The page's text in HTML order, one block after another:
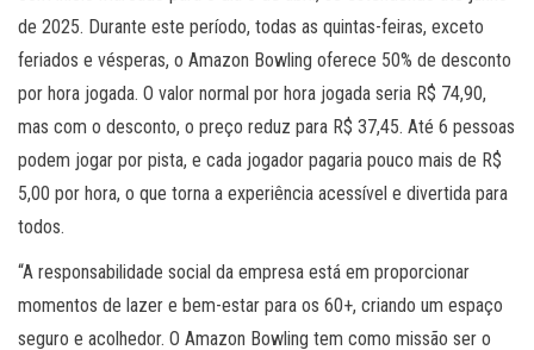
de 2025. Durante este período, todas as quintas-feiras, exceto
feriados e vésperas, o Amazon Bowling oferece 50% de desconto
por hora jogada. O valor normal por hora jogada seria R$ 74,90,
mas com o desconto, o preço reduz para R$ 37,45. Até 6 pessoas
podem jogar por pista, e cada jogador pagaria pouco mais de R$
5,00 por hora, o que torna a experiência acessível e divertida para
todos.
“A responsabilidade social da empresa está em proporcionar
momentos de lazer e bem-estar para os 60+, criando um espaço
seguro e acolhedor. O Amazon Bowling tem como missão ser o